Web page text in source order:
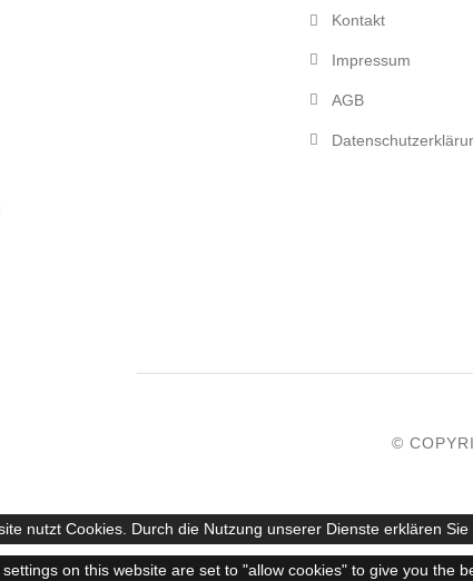
Kontakt
Impressum
AGB
©
nutzt Cookies. Durch die Nutzung unserer Dienste erklären
on this website are set to "allow cookies" to give you the